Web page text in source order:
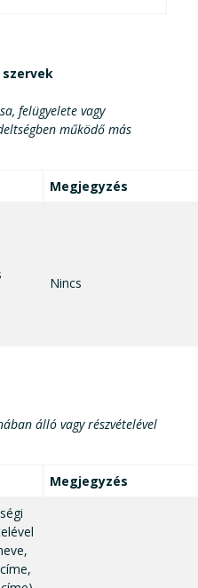
felügyelete vagy
működő más
Megjegyzés
Nincs
álló vagy részvételével
Megjegyzés